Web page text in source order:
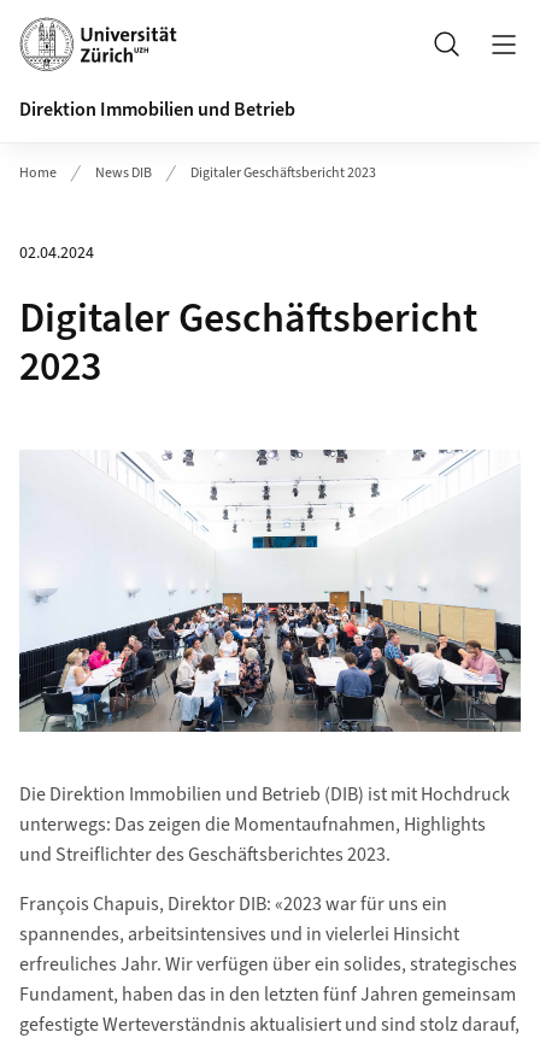
Header
Suche
Direktion Immobilien und Betrieb
Home News DIB Digitaler Geschäftsbericht 2023
02.04.2024
Digitaler Geschäftsbericht
2023
Die Direktion Immobilien und Betrieb (DIB) ist mit Hochdruck
unterwegs: Das zeigen die Momentaufnahmen, Highlights
und Streiflichter des Geschäftsberichtes 2023.
François Chapuis, Direktor DIB: «2023 war für uns ein
spannendes, arbeitsintensives und in vielerlei Hinsicht
erfreuliches Jahr. Wir verfügen über ein solides, strategisches
Fundament, haben das in den letzten fünf Jahren gemeinsam
gefestigte Werteverständnis aktualisiert und sind stolz darauf,